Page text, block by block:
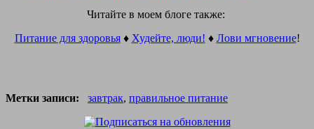
Читайте в моем блоге также:
Питание для здоровья♦ Худейте, люди! ♦ Лови мгновение!
Метки записи: завтрак, правильное питание